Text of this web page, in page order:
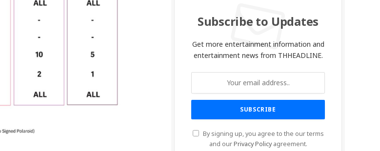
Subscribe to Updates
Get more entertainment information and
entertainment news from THHEADLINE.
By signing up, you agree to the our terms
and ourPrivacy Policyagreement.